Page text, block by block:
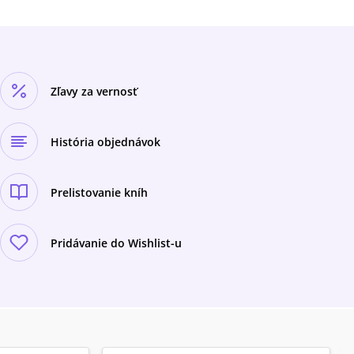
Zľavy za vernosť
História objednávok
Prelistovanie kníh
Pridávanie do Wishlist-u